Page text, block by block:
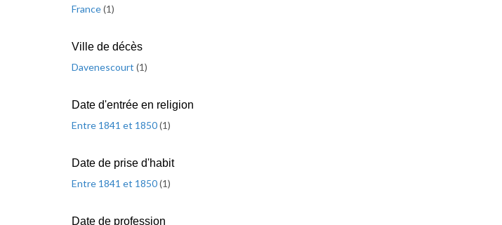
France(1)
Ville de décès
Davenescourt (1)
Date d'entrée en religion
Entre 1841 et 1850(1)
Date de prise d'habit
Entre 1841 et 1850(1)
Date de profession